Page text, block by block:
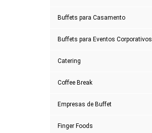
Buffets para Casamento
Buffets para Eventos Corporativos
Catering
Coffee Break
Empresas de Buffet
Finger Foods